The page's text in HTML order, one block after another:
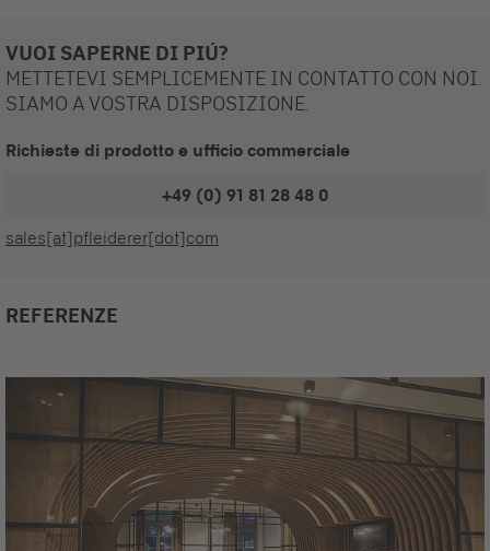
VUOI SAPERNE DI PIÚ?
METTETEVI SEMPLICEMENTE IN CONTATTO CON NOI.
SIAMO A VOSTRA DISPOSIZIONE.
Richieste di prodotto e ufficio commerciale
+49 (0) 91 81 28 48 0
sales[at]pfleiderer[dot]com
REFERENZE